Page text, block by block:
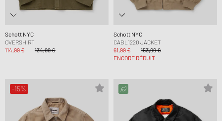
Schott NYC
OVERSHIRT
114,99 €
134,99 €
Schott NYC
CABL1220 JACKET
61,99 €
153,99 €
ENCORE RÉDUIT
-15%